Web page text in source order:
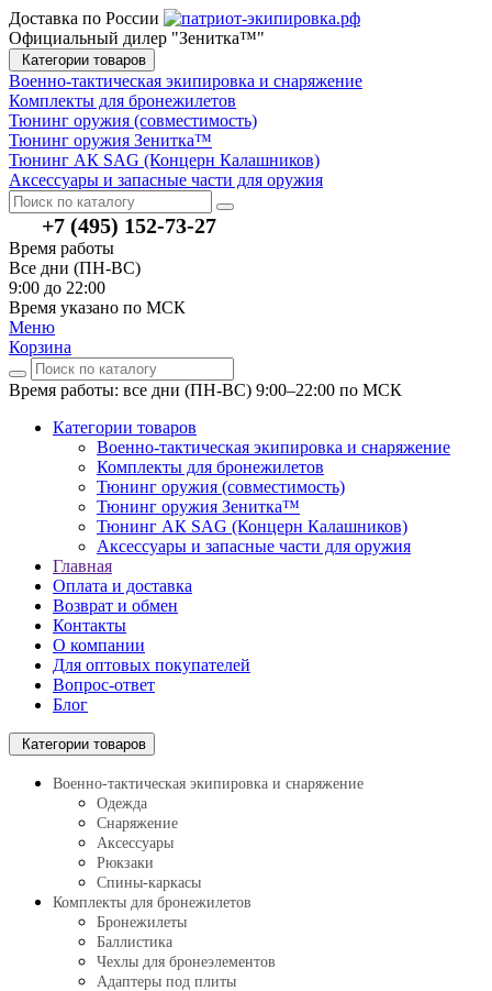
Доставка по России
Официальный дилер "Зенитка™"
Категории товаров
Военно-тактическая экипировка и снаряжение
Комплекты для бронежилетов
Тюнинг оружия (совместимость)
Тюнинг оружия Зенитка™
Тюнинг АК SAG (Концерн Калашников)
Аксессуары и запасные части для оружия
+7 (495) 152-73-27
Время работы
Все дни (ПН-ВС)
9:00 до 22:00
Время указано по МСК
Меню
Корзина
Время работы: все дни (ПН-ВС) 9:00–22:00 по МСК
Категории товаров
Военно-тактическая экипировка и снаряжение
Комплекты для бронежилетов
Тюнинг оружия (совместимость)
Тюнинг оружия Зенитка™
Тюнинг АК SAG (Концерн Калашников)
Аксессуары и запасные части для оружия
Главная
Оплата и доставка
Возврат и обмен
Контакты
О компании
Для оптовых покупателей
Вопрос-ответ
Блог
Категории товаров
Военно-тактическая экипировка и снаряжение
Одежда
Снаряжение
Аксессуары
Рюкзаки
Спины-каркасы
Комплекты для бронежилетов
Бронежилеты
Баллистика
Чехлы для бронеэлементов
Адаптеры под плиты